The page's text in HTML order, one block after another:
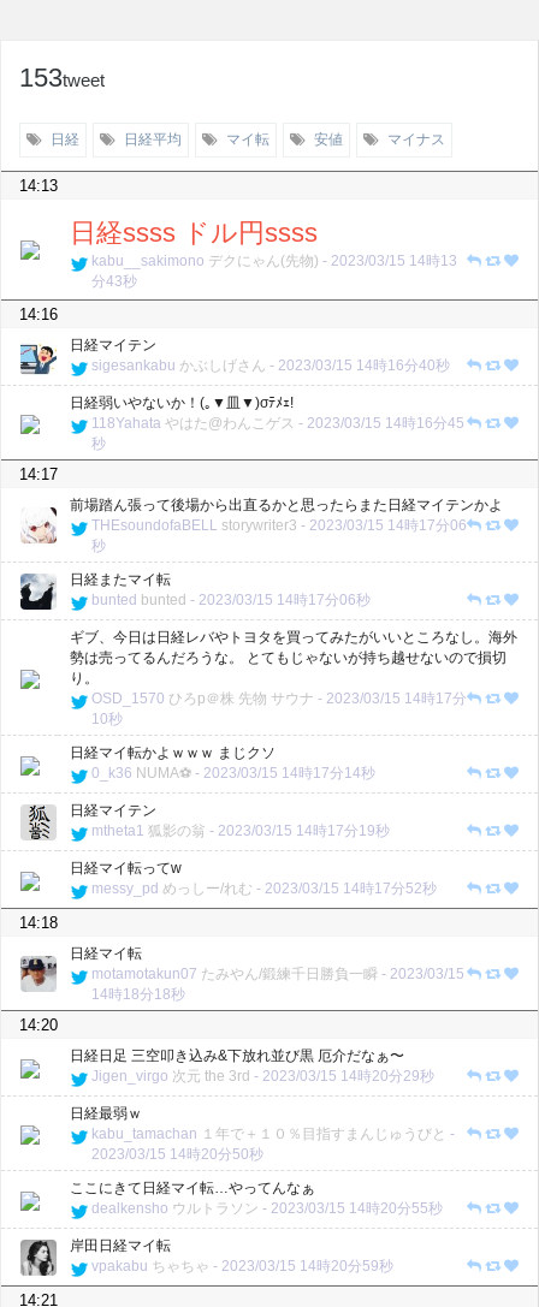
153tweet
日経 日経平均 マイ転 安値 マイナス
14:13
日経ssss ドル円ssss
kabu__sakimono デクにゃん(先物) - 2023/03/15 14時13
分43秒
14:16
日経マイテン
sigesankabu かぶしげさん - 2023/03/15 14時16分40秒
日経弱いやないか！(｡▼皿▼)σﾃﾒｪ!
118Yahata やはた@わんこゲス - 2023/03/15 14時16分45
秒
14:17
前場踏ん張って後場から出直るかと思ったらまた日経マイテンかよ
THEsoundofaBELL storywriter3 - 2023/03/15 14時17分06
秒
日経またマイ転
bunted bunted - 2023/03/15 14時17分06秒
ギブ、今日は日経レバやトヨタを買ってみたがいいところなし。海外
勢は売ってるんだろうな。 とてもじゃないが持ち越せないので損切
り。
OSD_1570 ひろp＠株 先物 サウナ - 2023/03/15 14時17分
10秒
日経マイ転かよｗｗｗ まじクソ
0_k36 NUMA⚽ - 2023/03/15 14時17分14秒
日経マイテン
mtheta1 狐影の翁 - 2023/03/15 14時17分19秒
日経マイ転ってw
messy_pd めっしー/れむ - 2023/03/15 14時17分52秒
14:18
日経マイ転
motamotakun07 たみやん/鍛練千日勝負一瞬 - 2023/03/15
14時18分18秒
14:20
日経日足 三空叩き込み&下放れ並び黒 厄介だなぁ〜
Jigen_virgo 次元 the 3rd - 2023/03/15 14時20分29秒
日経最弱ｗ
kabu_tamachan １年で＋１０％目指すまんじゅうびと -
2023/03/15 14時20分50秒
ここにきて日経マイ転…やってんなぁ
dealkensho ウルトラソン - 2023/03/15 14時20分55秒
岸田日経マイ転
vpakabu ちゃちゃ - 2023/03/15 14時20分59秒
14:21